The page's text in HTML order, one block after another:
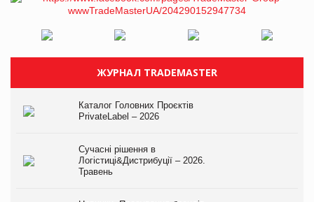
ЖУРНАЛ TRADEMASTER
Каталог Головних Проєктів
PrivateLabel – 2026
Сучасні рішення в
Логістиці&Дистрибуції – 2026.
Травень